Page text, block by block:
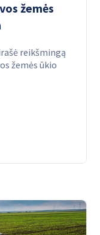
žemės
reikšmingą
žemės ūkio